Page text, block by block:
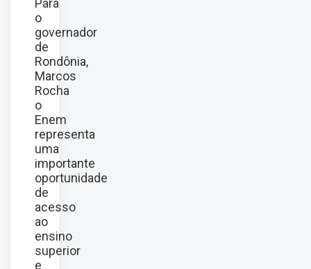
o
governador
de
Rondônia,
Marcos
Rocha
o
Enem
representa
uma
importante
oportunidade
de
acesso
ao
ensino
superior
e